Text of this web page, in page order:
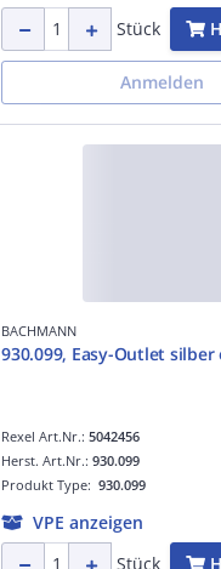
Stück
Anmelden
BACHMANN
930.099, Easy-Outlet silber
Rexel Art.Nr.: 5042456
Produkt Type: 930.099
Herst. Art.Nr.: 930.099
VPE anzeigen
Stück